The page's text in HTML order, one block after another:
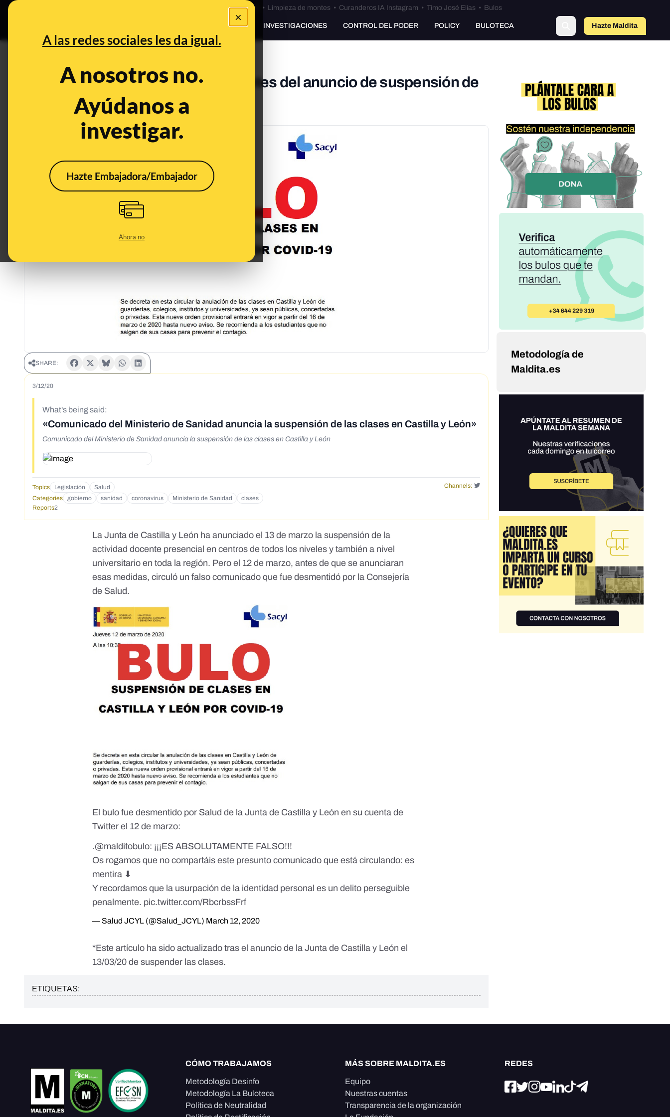
×
A las redes sociales les da igual.
A nosotros no.
Ayúdanos a
investigar.
Hazte Embajadora/Embajador
Ahora no
Bulos Ceuta • Limpieza de montes• Curanderos IA Instagram • Timo José Elías• Bulos
PREBUNKING INVESTIGACIONES CONTROL DEL PODER POLICY BULOTECA Hazte Maldita
El falso comunicado que circuló antes del anuncio de suspensión de
clases en Castilla y León*
Mar 12, 2020, 10:42:51 AM
SHARE:
3/12/20
What's being said:
«Comunicado del Ministerio de Sanidad anuncia la suspensión de las clases en Castilla y León»
Comunicado del Ministerio de Sanidad anuncia la suspensión de las clases en Castilla y León
Topics Legislación Salud
Channels:
Categories
gobierno sanidad coronavirus Ministerio de Sanidad
clases
Reports2
La Junta de Castilla y León ha anunciado el 13 de marzo la suspensión de la
actividad docente presencial en centros de todos los niveles y también a nivel
universitario en toda la región. Pero el 12 de marzo, antes de que se anunciaran
esas medidas, circuló un falso comunicado que fue desmentidó por la Consejería
de Salud.
El bulo fue desmentido por Salud de la Junta de Castilla y León en su cuenta de
Twitter el 12 de marzo:
.@malditobulo: ¡¡¡ES ABSOLUTAMENTE FALSO!!!
Os rogamos que no compartáis este presunto comunicado que está circulando: es
mentira ⬇
Y recordamos que la usurpación de la identidad personal es un delito perseguible
penalmente. pic.twitter.com/RbcrbssFrf
— Salud JCYL (@Salud_JCYL) March 12, 2020
*Este artículo ha sido actualizado tras el anuncio de la Junta de Castilla y León el
13/03/20 de suspender las clases.
ETIQUETAS:
Metodología de
Maldita.es
CÓMO TRABAJAMOS
Metodología Desinfo
Metodología La Buloteca
Política de Neutralidad
MÁS SOBRE MALDITA.ES
Equipo
Nuestras cuentas
Transparencia de la organización
REDES